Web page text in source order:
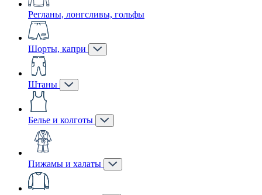
Регланы, лонгсливы, гольфы
Шорты, капри
Штаны
Белье и колготы
Пижамы и халаты